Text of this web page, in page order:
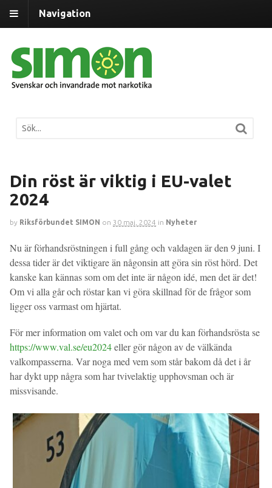
Navigation
Din röst är viktig i EU-valet
2024
by Riksförbundet SIMON on 30 maj, 2024 in Nyheter
Nu är förhandsröstningen i full gång och valdagen är den 9 juni. I
dessa tider är det viktigare än någonsin att göra sin röst hörd. Det
kanske kan kännas som om det inte är någon idé, men det är det!
Om vi alla går och röstar kan vi göra skillnad för de frågor som
ligger oss varmast om hjärtat.
För mer information om valet och om var du kan förhandsrösta se
https://www.val.se/eu2024eller gör någon av de välkända
valkompasserna. Var noga med vem som står bakom då det i år
har dykt upp några som har tvivelaktig upphovsman och är
missvisande.